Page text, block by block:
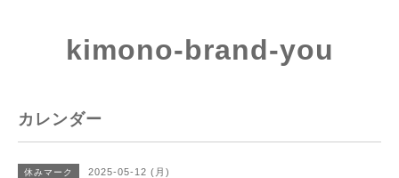
kimono-brand-you
カレンダー
休みマーク 2025-05-12 (月)